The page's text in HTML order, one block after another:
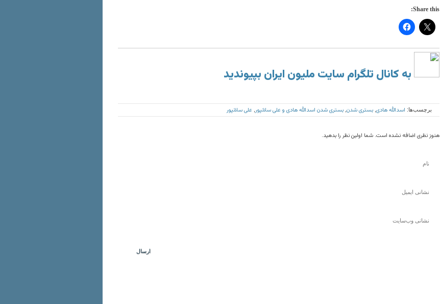
Share this:
به کانال تلگرام سایت ملیون ایران بپیوندید
برچسب‌ها: اسدالله هادى بسترى شدن بسترى شدن اسدالله هادى و على سلانپور على سلانپور
هنوز نظری اضافه نشده است. شما اولین نظر را بدهید.